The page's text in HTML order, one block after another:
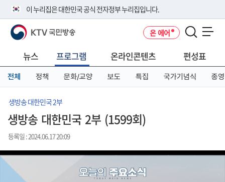
이 누리집은 대한민국 공식 전자정부 누리집입니다.
공식 누리집 주소 확인하기
니다.
이밖에 or.kr 또는 .kr등 다른 도메인 주소를 사용하고 있다면 아래 URL에
서 도메인 주소를 확인해 보세요
KTV 국민방송 온 에어
뉴스 프로그램 온라인콘텐츠 편성표
전체 정책 문화/교양 보도 특집 국가기념식 종영
생방송 대한민국 2부
생방송 대한민국 2부 (1599회)
등록일 : 2024.06.17 20:09